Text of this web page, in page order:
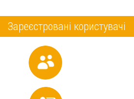
Зареєстровані користувачі